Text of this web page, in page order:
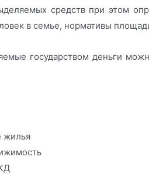
средств при этом
в семье, нормативы
государством деньги
жилья